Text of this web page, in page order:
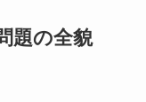
題の全貌